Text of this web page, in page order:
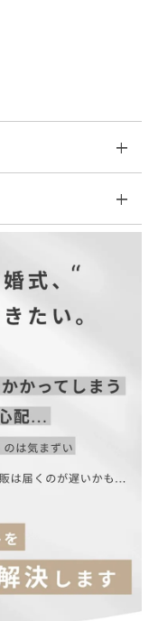
発送対象外】となり
りますので予めご了承
する場合がございま
なります。
ト
ースがあしらわれ、
。
為、【即日発送対象
りますので予めご了承
する場合がございま
ります。